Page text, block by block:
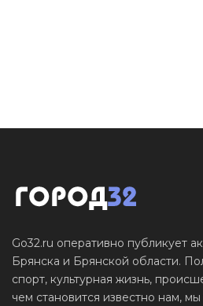
Go32.ru оперативно публикует
Брянска и Брянской области.
спорт, культурная жизнь,
чем становится известно нам,